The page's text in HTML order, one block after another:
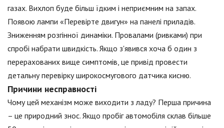
газах. Вихлоп буде більш їдким і неприємним на запах.
Появою лампи «Перевірте двигун» на панелі приладів.
Зниженням розгінної динаміки. Провалами (ривками) при
спробі набрати швидкість. Якщо з'явився хоча б один з
перерахованих вище симптомів, це привід провести
детальну перевірку широкосмугового датчика кисню.
Причини несправності
Чому цей механізм може виходити з ладу? Перша причина
– це природний знос. Якщо пробіг автомобіля склав більше